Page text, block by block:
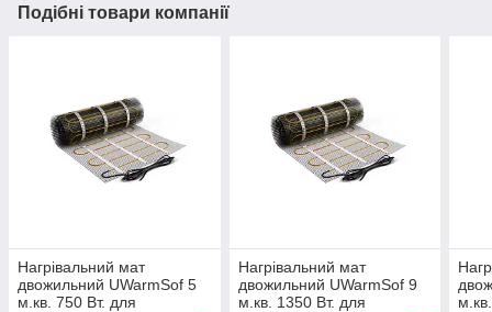
Подібні товари компанії
Нагрівальний мат
двожильний UWarmSof 5
м.кв. 750 Вт. для
Нагрівальний мат
двожильний UWarmSof 9
м.кв. 1350 Вт. для